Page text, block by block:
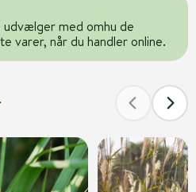
med omhu de
varer, når du handler online.